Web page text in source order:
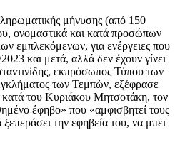
μήνυσης (από 150
ονομαστικά και κατά προσώπων
εμπλεκόμενων, για ενέργειες που
και μετά, αλλά δεν έχουν γίνει
εκπρόσωπος Τύπου των
των Τεμπών, εξέφρασε
του Κυριάκου Μητσοτάκη, τον
έφηβο» που «αμφισβητεί τους
την εφηβεία του, να μπει